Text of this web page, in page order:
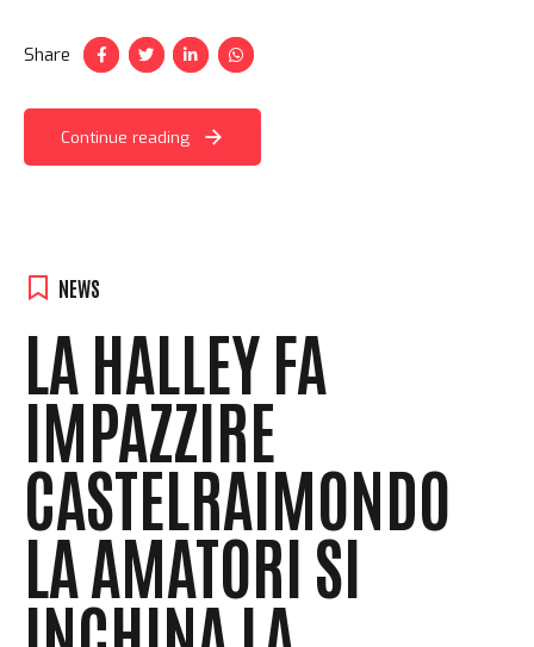
Share
Continue reading
NEWS
LA HALLEY FA
IMPAZZIRE
CASTELRAIMONDO
LA AMATORI SI